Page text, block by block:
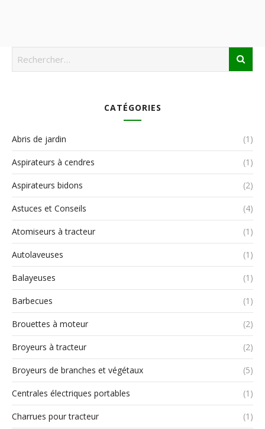
CATÉGORIES
Abris de jardin (1)
Aspirateurs à cendres (1)
Aspirateurs bidons (2)
Astuces et Conseils (4)
Atomiseurs à tracteur (1)
Autolaveuses (1)
Balayeuses (1)
Barbecues (1)
Brouettes à moteur (2)
Broyeurs à tracteur (2)
Broyeurs de branches et végétaux (5)
Centrales électriques portables (1)
Charrues pour tracteur (1)